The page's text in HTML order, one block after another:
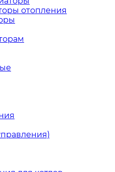
отопления